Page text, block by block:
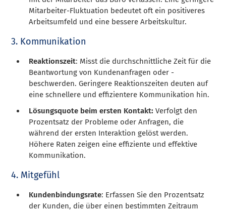
Mitarbeiter-Fluktuation bedeutet oft ein positiveres
Arbeitsumfeld und eine bessere Arbeitskultur.
3. Kommunikation
Reaktionszeit: Misst die durchschnittliche Zeit für die
Beantwortung von Kundenanfragen oder -
beschwerden. Geringere Reaktionszeiten deuten auf
eine schnellere und effizientere Kommunikation hin.
Lösungsquote beim ersten Kontakt: Verfolgt den
Prozentsatz der Probleme oder Anfragen, die
während der ersten Interaktion gelöst werden.
Höhere Raten zeigen eine effiziente und effektive
Kommunikation.
4. Mitgefühl
Kundenbindungsrate: Erfassen Sie den Prozentsatz
der Kunden, die über einen bestimmten Zeitraum